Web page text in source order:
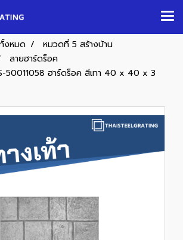
งหมด
หมวดที่ 5 สร้างบ้าน
ลายฮาร์ดร็อค
50011058 ฮาร์ดร็อค สีเทา 40 x 40 x 3